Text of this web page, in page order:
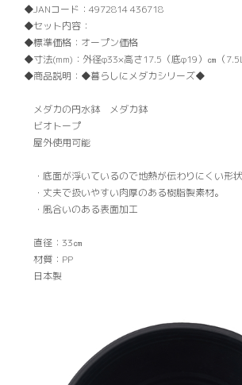
JANコード： 4972814 436718
セット内容：
標準価格： オープン価格
寸法(mm)： 外径φ33×高さ17.5（底φ19）㎝（7.5L
商品説明： ◆暮らしにメダカシリーズ◆
メダカの円水鉢 メダカ鉢
ビオトープ
屋外使用可能
・底面が浮いているので地熱が伝わりにくい形状
・丈夫で扱いやすい肉厚のある樹脂製素材。
・風合いのある表面加工
直径：33㎝
材質：PP
日本製